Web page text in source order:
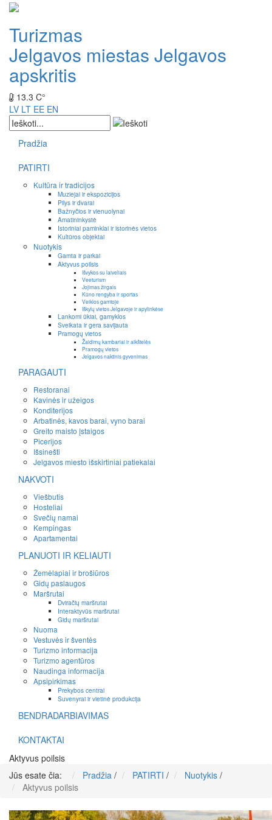
Turizmas
Jelgavos miestas Jelgavos
apskritis
13.3 C°
LV LT EE EN
Pradžia
PATIRTI
Kultūra ir tradicijos
Muziejai ir ekspozicijos
Pilys ir dvarai
Bažnyčios ir vienuolynai
Amatininkystė
Istoriniai paminklai ir istorinės vietos
Kultūros objektai
Nuotykis
Gamta ir parkai
Aktyvus poilsis
Išvykos su laiveliais
Veeturism
Jojimas žirgais
Kūno rengyba ir sportas
Veiklos gamtoje
Iškylų vietos Jelgavoje ir apylinkėse
Lankomi ūkiai, gamyklos
Sveikata ir gera savijauta
Pramogų vietos
Žaidimų kambariai ir aikštelės
Pramogų vietos
Jelgavos naktinis gyvenimas
PARAGAUTI
Restoranai
Kavinės ir užeigos
Konditerijos
Arbatinės, kavos barai, vyno barai
Greito maisto įstaigos
Picerijos
Išsinešti
Jelgavos miesto išskirtiniai patiekalai
NAKVOTI
Viešbutis
Hosteliai
Svečių namai
Kempingas
Apartamentai
PLANUOTI IR KELIAUTI
Žemėlapiai ir brošiūros
Gidų paslaugos
Maršrutai
Dviračių maršrutai
Interaktyvūs maršrutai
Gidų maršrutai
Nuoma
Vestuvės ir šventės
Turizmo informacija
Turizmo agentūros
Naudinga informacija
Apsipirkimas
Prekybos centrai
Suvenyrai ir vietinė produkcija
BENDRADARBIAVIMAS
KONTAKTAI
Aktyvus poilsis
Jūs esate čia:
Pradžia / PATIRTI / Nuotykis /
Aktyvus poilsis